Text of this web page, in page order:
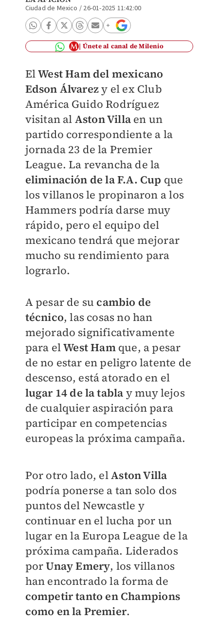
Ciudad de Mexico / 26-01-2025 11:42:00
Únete al canal de Milenio
ElWest Ham del mexicano
Edson Álvarezy el ex Club
América Guido Rodríguez
visitan al Aston Villaen un
partido correspondiente a la
jornada 23 de la Premier
League. La revancha de la
eliminación de la F.A. Cup que
los villanos le propinaron a los
Hammers podría darse muy
rápido, pero el equipo del
mexicano tendrá que mejorar
mucho su rendimiento para
lograrlo.
A pesar de su cambio de
técnico, las cosas no han
mejorado significativamente
para elWest Hamque, a pesar
de no estar en peligro latente de
descenso, está atorado en el
lugar 14 de la tabla y muy lejos
de cualquier aspiración para
participar en competencias
europeas la próxima campaña.
Por otro lado, elAston Villa
podría ponerse a tan solo dos
puntos del Newcastle y
continuar en el lucha por un
lugar en la Europa League de la
próxima campaña. Liderados
porUnay Emery, los villanos
han encontrado la forma de
competir tanto en Champions
como en la Premier.